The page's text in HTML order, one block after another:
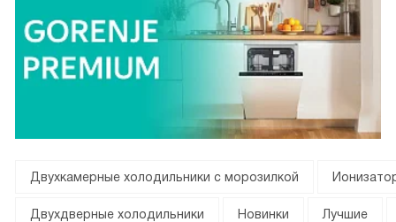
Двухкамерные холодильники с морозилкой
Двухдверные холодильники Новинки Лучшие